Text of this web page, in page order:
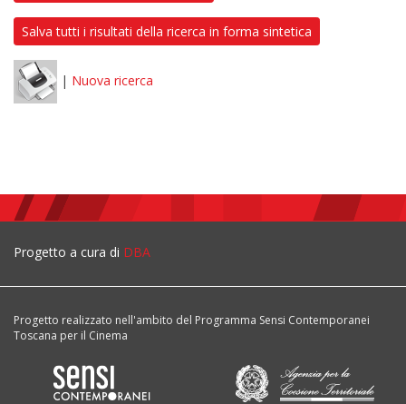
Salva tutti i risultati della ricerca in forma sintetica
| Nuova ricerca
Progetto a cura di DBA
Progetto realizzato nell'ambito del Programma Sensi Contemporanei
Toscana per il Cinema